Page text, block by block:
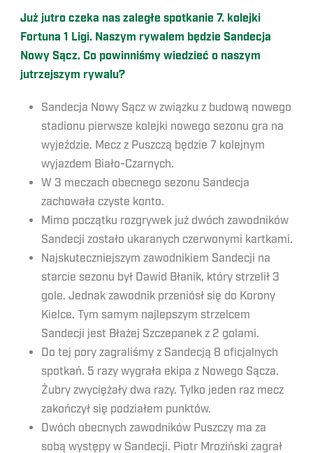
Już jutro czeka nas zaległe spotkanie 7. kolejki
Fortuna 1 Ligi. Naszym rywalem będzie Sandecja
Nowy Sącz. Co powinniśmy wiedzieć o naszym
jutrzejszym rywalu?
Sandecja Nowy Sącz w związku z budową nowego
stadionu pierwsze kolejki nowego sezonu gra na
wyjeździe. Mecz z Puszczą będzie 7 kolejnym
wyjazdem Biało-Czarnych.
W 3 meczach obecnego sezonu Sandecja
zachowała czyste konto.
Mimo początku rozgrywek już dwóch zawodników
Sandecji zostało ukaranych czerwonymi kartkami.
Najskuteczniejszym zawodnikiem Sandecji na
starcie sezonu był Dawid Błanik, który strzelił 3
gole. Jednak zawodnik przeniósł się do Korony
Kielce. Tym samym najlepszym strzelcem
Sandecji jest Błażej Szczepanek z 2 golami.
Do tej pory zagraliśmy z Sandecją 8 oficjalnych
spotkań. 5 razy wygrała ekipa z Nowego Sącza.
Żubry zwyciężały dwa razy. Tylko jeden raz mecz
zakończył się podziałem punktów.
Dwóch obecnych zawodników Puszczy ma za
sobą występy w Sandecji. Piotr Mroziński zagrał